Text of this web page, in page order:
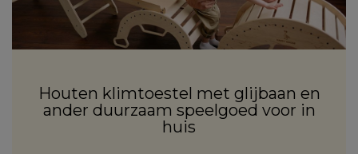
Houten klimtoestel met glijbaan en
ander duurzaam speelgoed voor in
huis